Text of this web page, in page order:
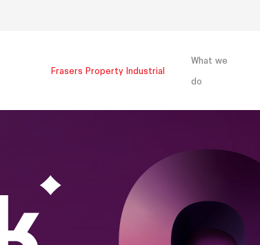
Frasers Property Industrial
What we
do